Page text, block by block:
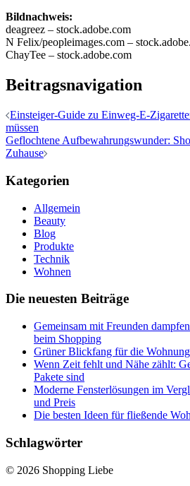
Bildnachweis:
deagreez – stock.adobe.com
N Felix/peopleimages.com –
ChayTee – stock.adobe.com
Beitragsnavigation
Einsteiger-Guide zu Einweg-E-
müssen
Geflochtene Aufbewahrungswunder:
Zuhause
Kategorien
Allgemein
Beauty
Blog
Produkte
Technik
Wohnen
Die neuesten Beiträge
Gemeinsam mit Freunden
beim Shopping
Grüner Blickfang für die
Wenn Zeit fehlt und Nähe zählt:
Pakete sind
Moderne Fensterlösungen im
und Preis
Die besten Ideen für fließende
Schlagwörter
© 2026 Shopping Liebe